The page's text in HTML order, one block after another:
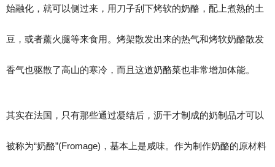
始融化，就可以侧过来，用刀子刮下烤软的奶酪，配上煮熟的土
豆，或者薰火腿等来食用。烤架散发出来的热气和烤软奶酪散发
香气也驱散了高山的寒冷，而且这道奶酪菜也非常增加体能。
其实在法国，只有那些通过凝结后，沥干才制成的奶制品才可以
被称为“奶酪”(Fromage)，基本上是咸味。作为制作奶酪的原材料